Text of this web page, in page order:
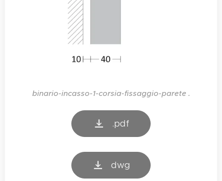
binario-incasso-1-corsia-fissaggio-parete .
.pdf
dwg